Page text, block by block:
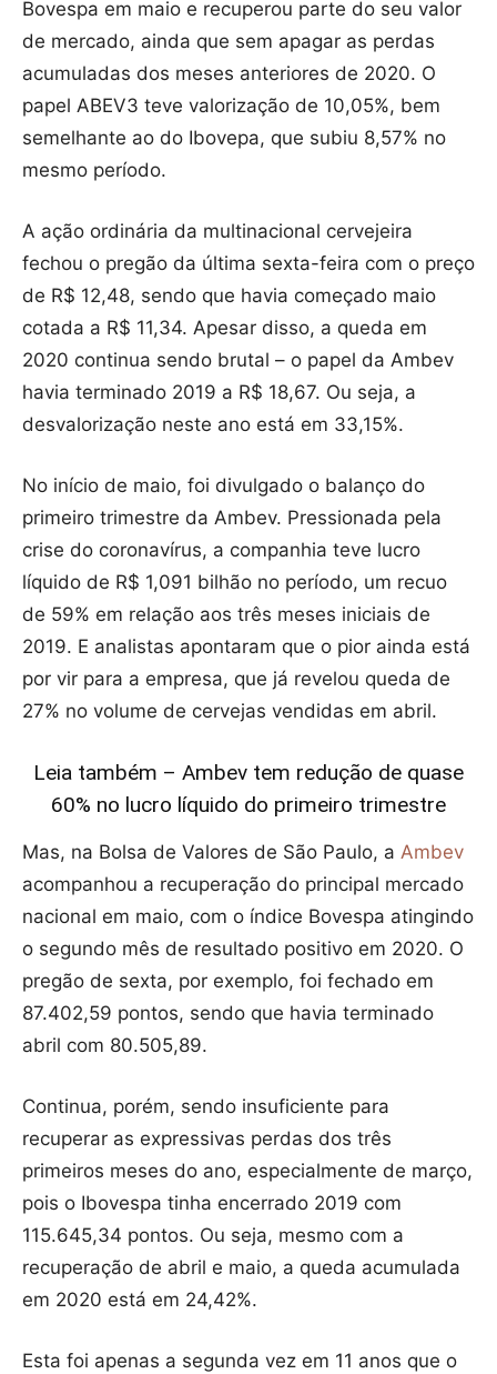
Bovespa em maio e recuperou parte do seu valor
de mercado, ainda que sem apagar as perdas
acumuladas dos meses anteriores de 2020. O
papel ABEV3 teve valorização de 10,05%, bem
semelhante ao do Ibovepa, que subiu 8,57% no
mesmo período.
A ação ordinária da multinacional cervejeira
fechou o pregão da última sexta-feira com o preço
de R$ 12,48, sendo que havia começado maio
cotada a R$ 11,34. Apesar disso, a queda em
2020 continua sendo brutal – o papel da Ambev
havia terminado 2019 a R$ 18,67. Ou seja, a
desvalorização neste ano está em 33,15%.
No início de maio, foi divulgado o balanço do
primeiro trimestre da Ambev. Pressionada pela
crise do coronavírus, a companhia teve lucro
líquido de R$ 1,091 bilhão no período, um recuo
de 59% em relação aos três meses iniciais de
2019. E analistas apontaram que o pior ainda está
por vir para a empresa, que já revelou queda de
27% no volume de cervejas vendidas em abril.
Leia também – Ambev tem redução de quase
60% no lucro líquido do primeiro trimestre
Mas, na Bolsa de Valores de São Paulo, a Ambev
acompanhou a recuperação do principal mercado
nacional em maio, com o índice Bovespa atingindo
o segundo mês de resultado positivo em 2020. O
pregão de sexta, por exemplo, foi fechado em
87.402,59 pontos, sendo que havia terminado
abril com 80.505,89.
Continua, porém, sendo insuficiente para
recuperar as expressivas perdas dos três
primeiros meses do ano, especialmente de março,
pois o Ibovespa tinha encerrado 2019 com
115.645,34 pontos. Ou seja, mesmo com a
recuperação de abril e maio, a queda acumulada
em 2020 está em 24,42%.
Esta foi apenas a segunda vez em 11 anos que o